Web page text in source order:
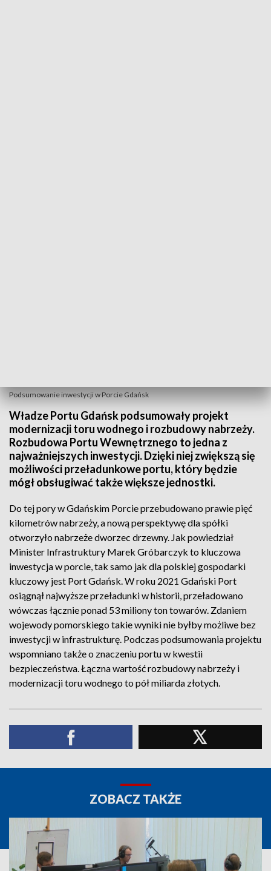
Podsumowanie inwestycji w Porcie Gdańsk
Władze Portu Gdańsk podsumowały projekt
modernizacji toru wodnego i rozbudowy nabrzeży.
Rozbudowa Portu Wewnętrznego to jedna z
najważniejszych inwestycji. Dzięki niej zwiększą się
możliwości przeładunkowe portu, który będzie
mógł obsługiwać także większe jednostki.
Do tej pory w Gdańskim Porcie przebudowano prawie pięć
kilometrów nabrzeży, a nową perspektywę dla spółki
otworzyło nabrzeże dworzec drzewny. Jak powiedział
Minister Infrastruktury Marek Gróbarczyk to kluczowa
inwestycja w porcie, tak samo jak dla polskiej gospodarki
kluczowy jest Port Gdańsk. W roku 2021 Gdański Port
osiągnął najwyższe przeładunki w historii, przeładowano
wówczas łącznie ponad 53 miliony ton towarów. Zdaniem
wojewody pomorskiego takie wyniki nie byłby możliwe bez
inwestycji w infrastrukturę. Podczas podsumowania projektu
wspomniano także o znaczeniu portu w kwestii
bezpieczeństwa. Łączna wartość rozbudowy nabrzeży i
modernizacji toru wodnego to pół miliarda złotych.
ZOBACZ TAKŻE